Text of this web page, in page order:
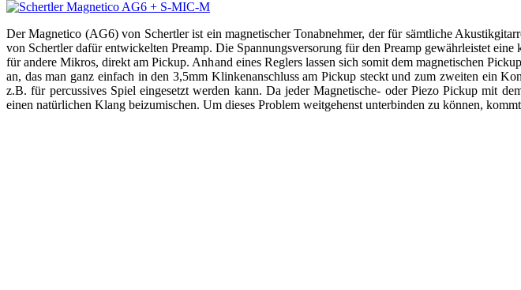
Der Magnetico (AG6) von Schertler ist ein magnetischer Tonabnehmer, der für sämtliche
von Schertler dafür entwickelten Preamp. Die Spannungsversorung für den Preamp gewährleistet
für andere Mikros, direkt am Pickup. Anhand eines Reglers lassen sich somit dem magnetischen
an, das man ganz einfach in den 3,5mm Klinkenanschluss am Pickup steckt und zum zweiten ein
z.B. für percussives Spiel eingesetzt werden kann. Da jeder Magnetische- oder Piezo Pickup mit
einen natürlichen Klang beizumischen. Um dieses Problem weitgehenst unterbinden zu können,